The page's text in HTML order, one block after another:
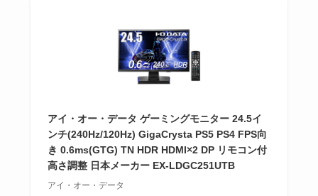
アイ・オー・データ ゲーミングモニター 24.5イ
ンチ(240Hz/120Hz) GigaCrysta PS5 PS4 FPS向
き 0.6ms(GTG) TN HDR HDMI×2 DP リモコン付
高さ調整 日本メーカー EX-LDGC251UTB
アイ・オー・データ